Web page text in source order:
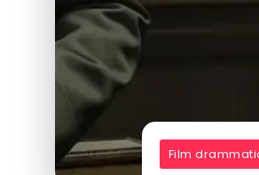
Film